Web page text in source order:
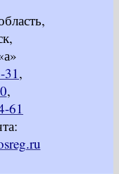
31,
,
61